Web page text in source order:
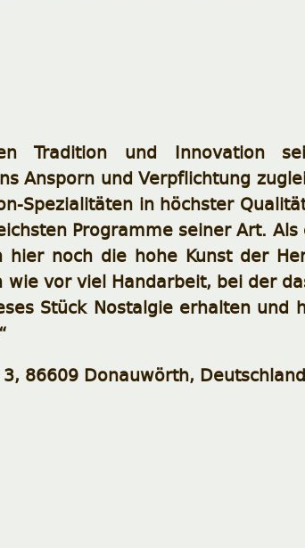
Tradition und Innovation
Ansporn und Verpflichtung
Spezialitäten in höchster
Programme seiner Art. Als
noch die hohe Kunst der
wie vor viel Handarbeit, bei der
Stück Nostalgie erhalten und
86609 Donauwörth, Deutschland